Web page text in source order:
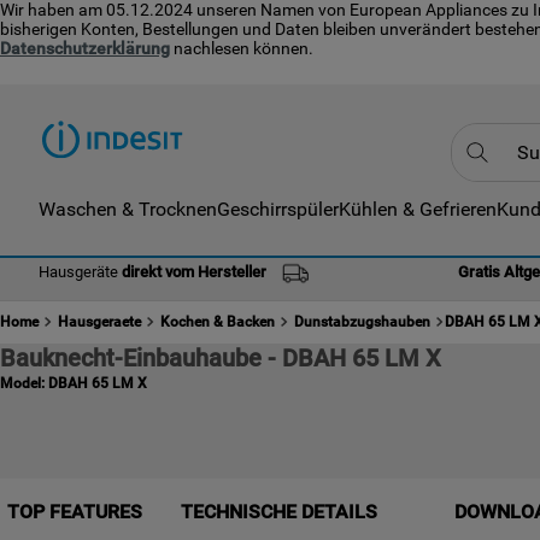
Wir haben am 05.12.2024 unseren Namen von European Appliances
bisherigen Konten, Bestellungen und Daten bleiben unverändert
Datenschutzerklärung nachlesen können.
Waschen & TrocknenGeschirrspülerKühlen & Gefrieren
Hausgeräte direkt vom Hersteller Gratis
Home Hausgeraete Kochen & Backen Dunstabzugshauben DBAH 65 LM
Bauknecht-Einbauhaube - DBAH 65 LM X
Model: DBAH 65 LM X
TOP FEATURES TECHNISCHE DETAILS
TOP
3 .